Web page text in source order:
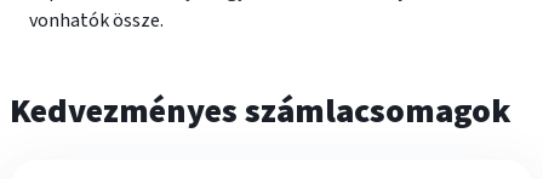
vonhatók össze.
Kedvezményes számlacsomagok